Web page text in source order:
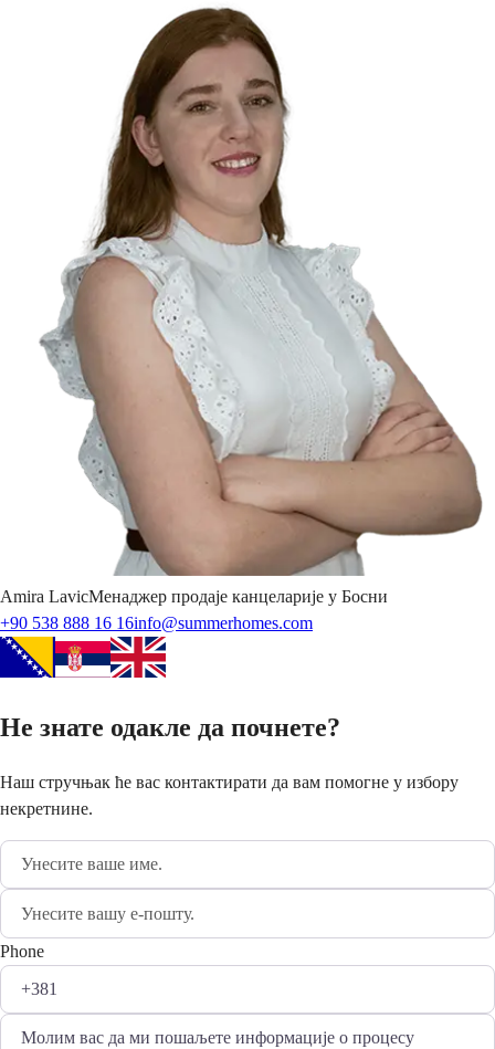
Amira LavicМенаджер продаје канцеларије у Босни
+90 538 888 16 16info@summerhomes.com
Не знате одакле да почнете?
Наш стручњак ће вас контактирати да вам помогне у избору
некретнине.
Phone